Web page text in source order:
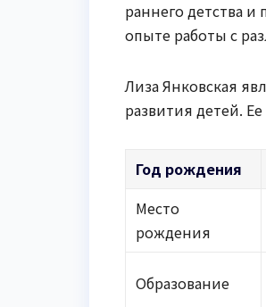
раннего детства
опыте работы с
Лиза Янковская
развития детей.
Год рождения
Место
рождения
Образование